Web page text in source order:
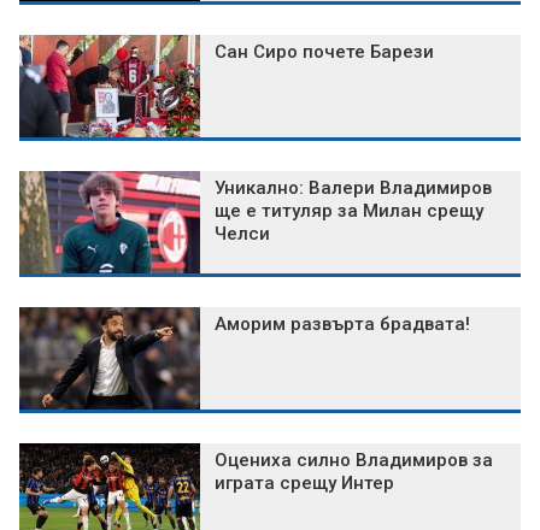
Сан Сиро почете Барези
Уникално: Валери Владимиров
ще е титуляр за Милан срещу
Челси
Аморим развърта брадвата!
Оцениха силно Владимиров за
играта срещу Интер